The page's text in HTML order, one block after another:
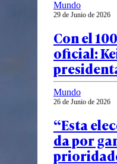
Mundo
29 de Junio de 2026
Con el
oficial:
Mundo
26 de Junio de 2026
“Esta
da por